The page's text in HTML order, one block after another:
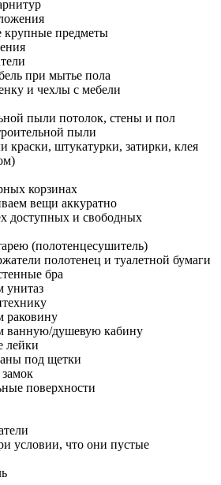
крупные предметы
при мытье пола
и чехлы с мебели
пыли потолок, стены и пол
пыли
краски, штукатурки, затирки, клея
корзинах
вещи аккуратно
доступных и свободных
(полотенцесушитель)
полотенец и туалетной бумаги
бра
унитаз
раковину
ванную/душевую кабину
лейки
под щетки
поверхности
условии, что они пустые